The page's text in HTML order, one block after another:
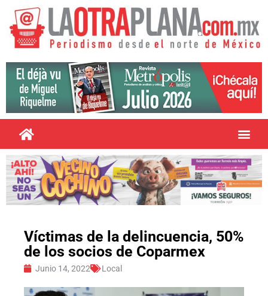
Víctimas de la delincuencia, 50%
de los socios de Coparmex
Junio 14, 2022 Local